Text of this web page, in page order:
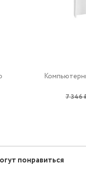
7 346
понравиться